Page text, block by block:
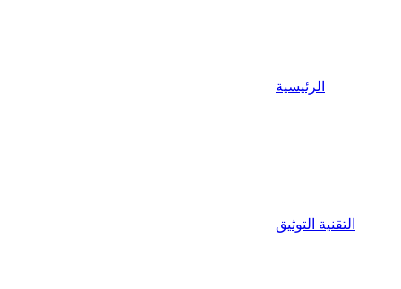
الرئيسية
التقنية التوثيق